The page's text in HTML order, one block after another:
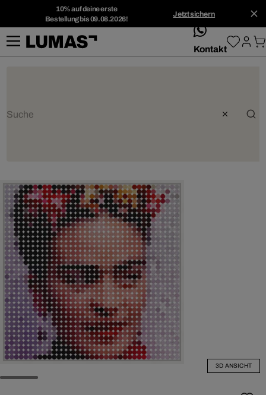
10% auf deine erste
Bestellung bis 09.08.2026!
Jetzt sichern
whatsApp
Kontakt
3D ANSICHT